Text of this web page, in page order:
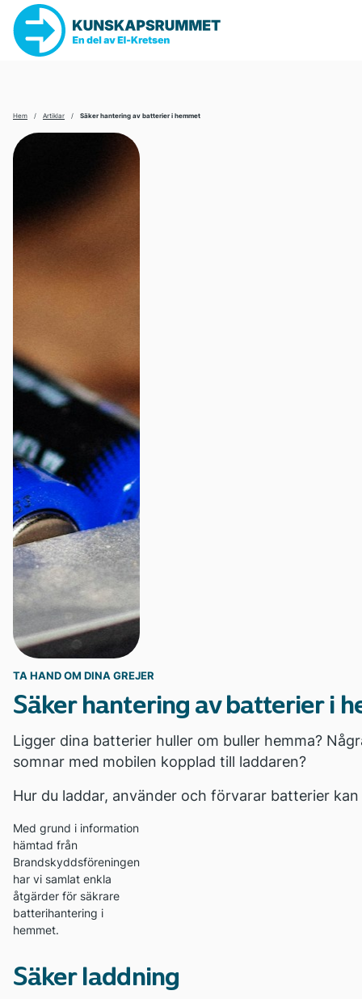
Klok på nån minut
Hur funkar det?
Ta hand om dina grejer
Världen, politik och cirkulär ekonomi
Aktuellt
Statistik och data
Hem / Artiklar / Säker hantering av batterier i hemmet
TA HAND OM DINA GREJER
Säker hantering av batterier i
Ligger dina batterier huller om buller hemma?
somnar med mobilen kopplad till laddaren?
Hur du laddar, använder och förvarar batterier
Med grund i information
hämtad från
Brandskyddsföreningen
har vi samlat enkla
åtgärder för säkrare
batterihantering i
hemmet.
Säker laddning